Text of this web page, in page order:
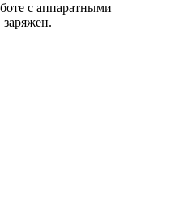
с аппаратными